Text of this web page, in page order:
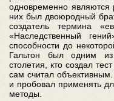
одновременно являются
них был двоюродный
создатель термина
«Наследственный
способности до
Гальтон был одним
столетия, кто создал
сам считал
и пробовал применять
методы.